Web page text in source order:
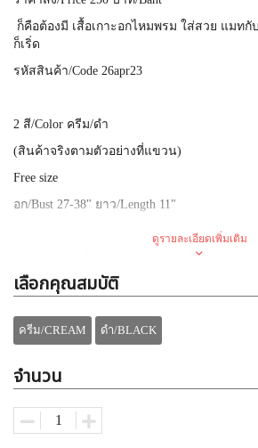
ก็คือต้องมี เสื้อเกาะอกไหมพรม ใส่สวย แมทกั
ก็เริ่ด
รหัสสินค้า/Code 26apr23
2 สี/Color ครีม/ดำ
(สินค้าจริงตามตัวอย่างที่แขวน)
Free size
อก/Bust 27-38" ยาว/Length 11"
ซื้อปลีกติดต่
✅ราคาที่ลงคือส่งแล้ว
✅ ค้าส่งเสื้อผ้าแฟชั่น ใจกลางประตูน้ำ
ดูรายละเอียดเพิ่มเติม
เลือกคุณสมบัติ
ครีม/CREAM ดำ/BLACK
จำนวน